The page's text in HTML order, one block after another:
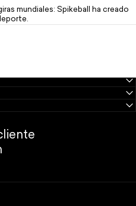
mundiales: Spikeball ha creado